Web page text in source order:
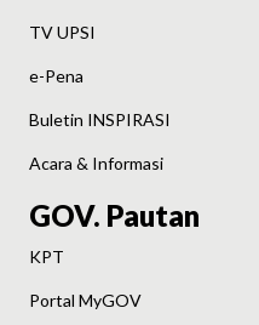
TV UPSI
e-Pena
Buletin INSPIRASI
Acara & Informasi
GOV. Pautan
KPT
Portal MyGOV